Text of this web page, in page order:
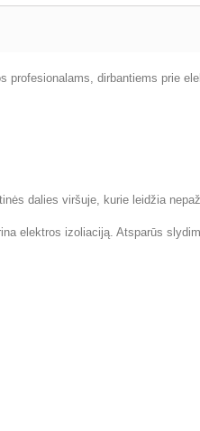
profesionalams, dirbantiems prie
dalies viršuje, kurie leidžia
elektros izoliaciją. Atsparūs